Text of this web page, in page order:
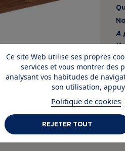
A
Ce site Web utilise ses propres
services et vous montrer des
analysant vos habitudes de
son utilisation,
Politique de cookies
REJETER TOUT